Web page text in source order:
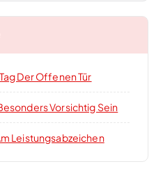
Der Offenen Tür
Vorsichtig Sein
Leistungsabzeichen